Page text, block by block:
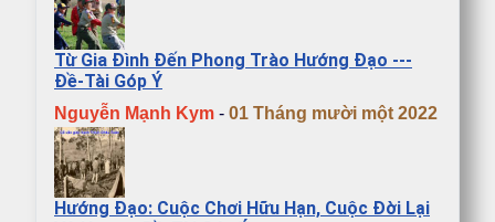
Từ Gia Đình Đến Phong Trào Hướng Đạo ---
Đề-Tài Góp Ý
Nguyễn Mạnh Kym - 01 Tháng mười một 2022
Hướng Đạo: Cuộc Chơi Hữu Hạn, Cuộc Đời Lại